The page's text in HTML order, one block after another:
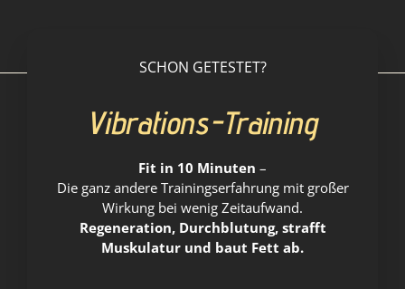
SCHON GETESTET?
Vibrations-Training
Fit in 10 Minuten –
Die ganz andere Trainingserfahrung mit großer
Wirkung bei wenig Zeitaufwand.
Regeneration, Durchblutung, strafft
Muskulatur und baut Fett ab.